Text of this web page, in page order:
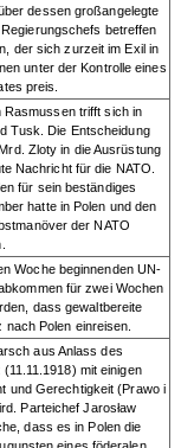
dessen großangelegte
betreffen
der sich zurzeit im Exil in
unter der Kontrolle eines
preis.
Rasmussen trifft sich in
Tusk. Die Entscheidung
Zloty in die Ausrüstung
Nachricht für die NATO.
für sein beständiges
hatte in Polen und den
der NATO
Woche beginnenden UN-
für zwei Wochen
dass gewaltbereite
Polen einreisen.
aus Anlass des
mit einigen
und Gerechtigkeit (Prawo i
Parteichef Jarosław
dass es in Polen die